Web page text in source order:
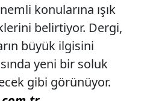
konularına ışık
belirtiyor. Dergi,
büyük ilgisini
yeni bir soluk
gibi görünüyor.